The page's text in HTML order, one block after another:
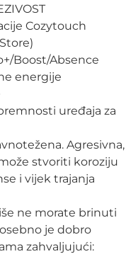
Cozytouch
Boost/Absence
energije
uređaja za
Agresivna,
stvoriti koroziju
i vijek trajanja
ne morate brinuti
je dobro
zahvaljujući: